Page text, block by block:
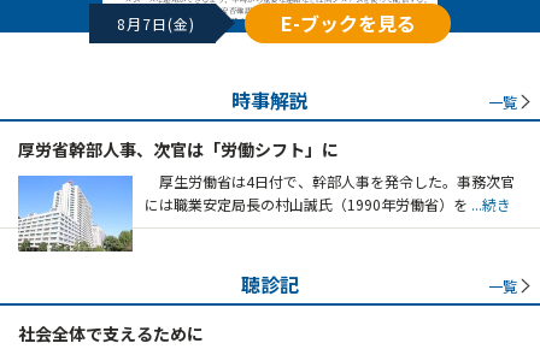
8月7日(金) E-ブックを見る
時事解説 一覧
厚労省幹部人事、次官は「労働シフト」に
厚生労働省は4日付で、幹部人事を発令した。事務次官
には職業安定局長の村山誠氏（1990年労働省）を ...続き
聴診記 一覧
社会全体で支えるために